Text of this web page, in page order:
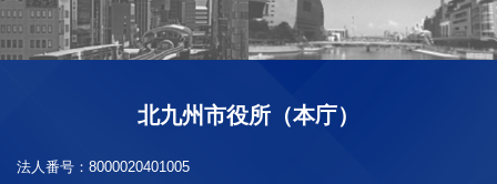
北九州市役所（本庁）
法人番号： 8000020401005